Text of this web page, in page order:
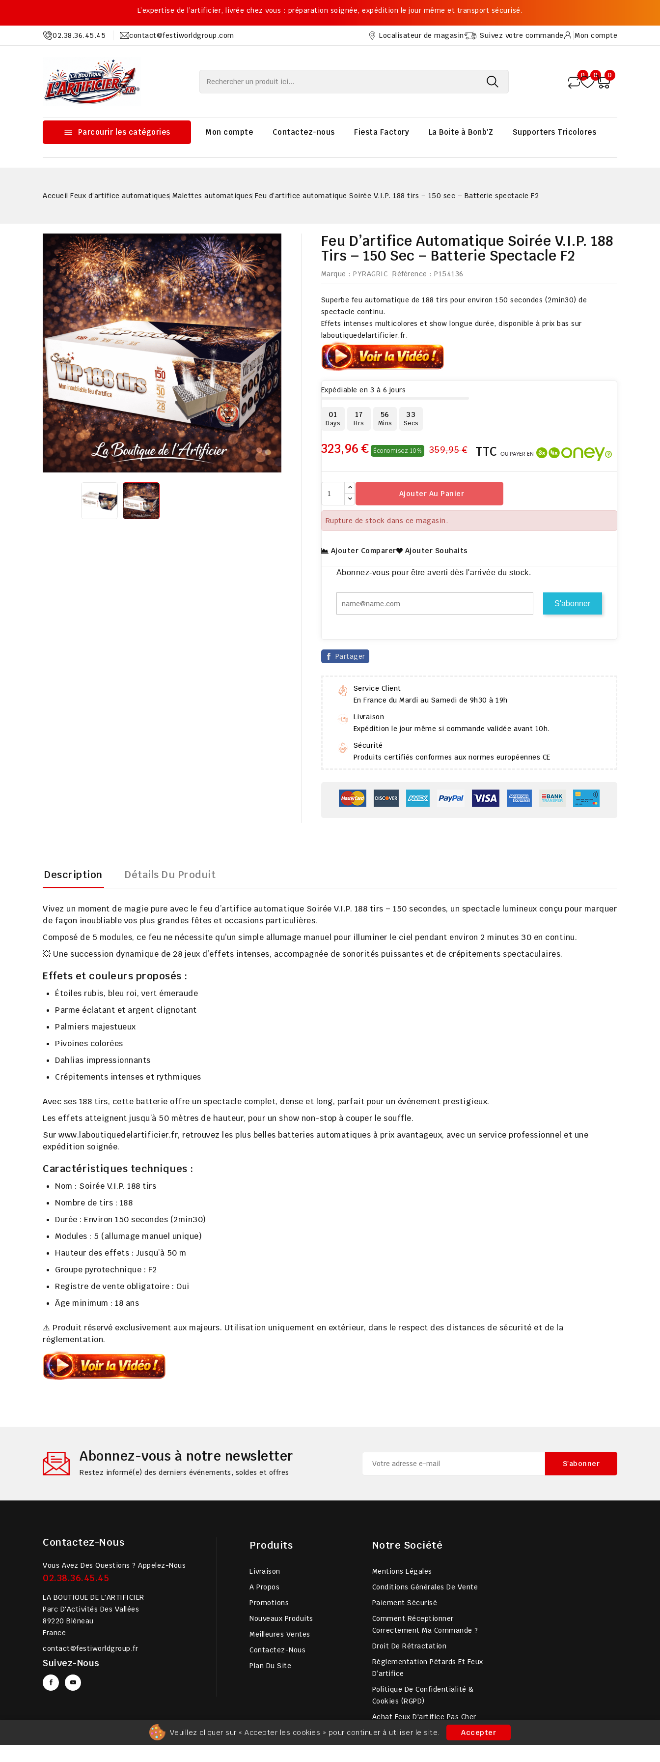
L’expertise de l’artificier, livrée chez vous : préparation soignée, expédition le jour même et transport sécurisé.
02.38.36.45.45 contact@festiworldgroup.com Localisateur de magasin Suivez votre commande Mon compte
0 0 0
 Parcourir les catégories Mon compte Contactez-nous Fiesta Factory La Boite à Bonb'Z Supporters Tricolores
Accueil Feux d’artifice automatiques Malettes automatiques Feu d’artifice automatique Soirée V.I.P. 188 tirs – 150 sec – Batterie spectacle F2

Feu D’artifice Automatique Soirée V.I.P. 188
Tirs – 150 Sec – Batterie Spectacle F2
Marque : PYRAGRIC Référence : P154136
Superbe feu automatique de 188 tirs pour environ 150 secondes (2min30) de
spectacle continu.
Effets intenses multicolores et show longue durée, disponible à prix bas sur
laboutiquedelartificier.fr.
Expédiable en 3 à 6 jours
01
Days
17
Hrs
56
Mins
32
Secs
323,96 € Économisez 10% 359,95 € TTC OU PAYER EN
Ajouter Au Panier
Rupture de stock dans ce magasin.
Ajouter Comparer Ajouter Souhaits
Abonnez-vous pour être averti dès l'arrivée du stock.
Partager
Service Client
En France du Mardi au Samedi de 9h30 à 19h
Livraison
Expédition le jour même si commande validée avant 10h.
Sécurité
Produits certifiés conformes aux normes européennes CE
Description Détails Du Produit
Vivez un moment de magie pure avec le feu d’artifice automatique Soirée V.I.P. 188 tirs – 150 secondes, un spectacle lumineux conçu pour marquer
de façon inoubliable vos plus grandes fêtes et occasions particulières.
Composé de 5 modules, ce feu ne nécessite qu’un simple allumage manuel pour illuminer le ciel pendant environ 2 minutes 30 en continu.
💥 Une succession dynamique de 28 jeux d’effets intenses, accompagnée de sonorités puissantes et de crépitements spectaculaires.
Effets et couleurs proposés :
Étoiles rubis, bleu roi, vert émeraude
Parme éclatant et argent clignotant
Palmiers majestueux
Pivoines colorées
Dahlias impressionnants
Crépitements intenses et rythmiques
Avec ses 188 tirs, cette batterie offre un spectacle complet, dense et long, parfait pour un événement prestigieux.
Les effets atteignent jusqu’à 50 mètres de hauteur, pour un show non-stop à couper le souffle.
Sur www.laboutiquedelartificier.fr, retrouvez les plus belles batteries automatiques à prix avantageux, avec un service professionnel et une
expédition soignée.
Caractéristiques techniques :
Nom : Soirée V.I.P. 188 tirs
Nombre de tirs : 188
Durée : Environ 150 secondes (2min30)
Modules : 5 (allumage manuel unique)
Hauteur des effets : Jusqu’à 50 m
Groupe pyrotechnique : F2
Registre de vente obligatoire : Oui
Âge minimum : 18 ans
⚠️ Produit réservé exclusivement aux majeurs. Utilisation uniquement en extérieur, dans le respect des distances de sécurité et de la
réglementation.
Abonnez-vous à notre newsletter
Restez informé(e) des derniers événements, soldes et offres
Contactez-Nous
Vous Avez Des Questions ? Appelez-Nous
02.38.36.45.45
LA BOUTIQUE DE L'ARTIFICIER
Parc D'Activités Des Vallées
89220 Bléneau
France
contact@festiworldgroup.fr
Suivez-Nous
Veuillez cliquer sur « Accepter les cookies » pour continuer à utiliser le site. Accepter
Produits
Livraison
A Propos
Promotions
Nouveaux Produits
Meilleures Ventes
Contactez-Nous
Plan Du Site
Notre Société
Mentions Légales
Conditions Générales De Vente
Paiement Sécurisé
Comment Réceptionner
Correctement Ma Commande ?
Droit De Rétractation
Réglementation Pétards Et Feux
D’artifice
Politique De Confidentialité &
Cookies (RGPD)
Achat Feux D'artifice Pas Cher